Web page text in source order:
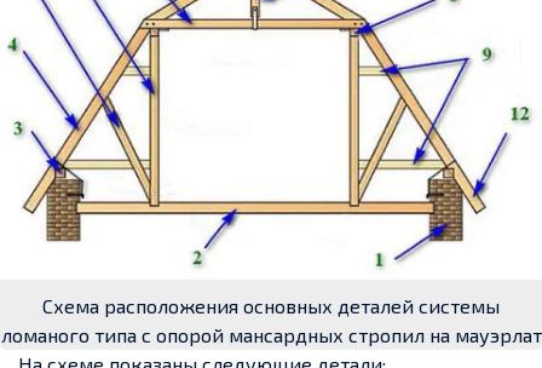
Схема расположения основных деталей системы
ломаного типа с опорой мансардных стропил на мауэрлат
На схеме показаны следующие детали: